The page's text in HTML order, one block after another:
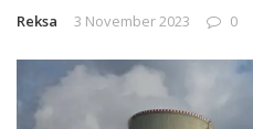
Reksa 3 November 2023 0